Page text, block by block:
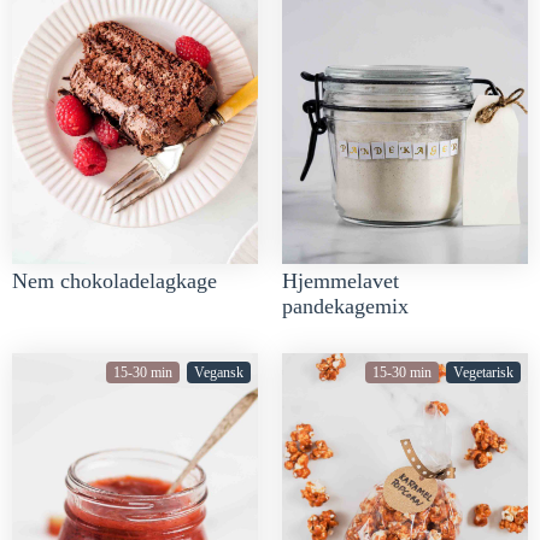
Nem chokoladelagkage
Hjemmelavet
pandekagemix
15-30 min Vegansk 15-30 min Vegetarisk